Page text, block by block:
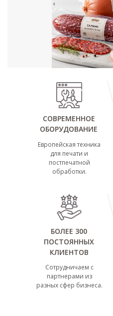
СОВРЕМЕННОЕ
ОБОРУДОВАНИЕ
БОЛЕЕ 300
ПОСТОЯННЫХ
КЛИЕНТОВ
СОВРЕМЕННОЕ
ОБОРУДОВАНИЕ
БОЛЕЕ 300
ПОСТОЯННЫХ
КЛИЕНТОВ
Европейская техника
для печати и
постпечатной
обработки.
Сотрудничаем с
партнерами из
разных сфер бизнеса.